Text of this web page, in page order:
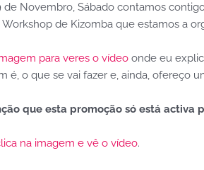
de Novembro, Sábado contamos
Workshop de Kizomba que estamos a
para veres o vídeo onde eu
é, o que se vai fazer e, ainda, ofereço
que esta promoção só está activa
na imagem e vê o vídeo.